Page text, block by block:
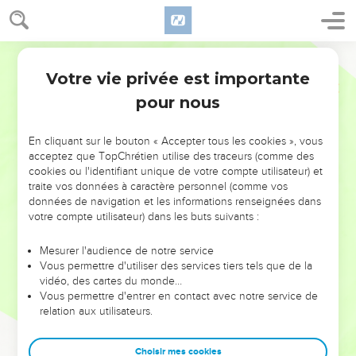
NE MANQUEZ PAS L’ÉVÉNEMENT
DE L’ANNÉE !
ET SI LEURS ERREURS POUVAIENT VOUS ÉVITER LES
VOTRES ?
leur foi ou leur vision. Mais on voit moins les doutes, les erreurs
et les saisons difficiles qu'ils ont traversés, alors même que ce
sont elles qui les ont façonnés.
Dans cette conférence, leaders, entrepreneurs, et responsables
clés pour avancer avec plus de sagesse afin que leurs erreurs
Votre vie privée est importante
pour nous
En cliquant sur le bouton « Accepter tous les cookies », vous
acceptez que TopChrétien utilise des traceurs (comme des
cookies ou l'identifiant unique de votre compte utilisateur) et
traite vos données à caractère personnel (comme vos
données de navigation et les informations renseignées dans
votre compte utilisateur) dans les buts suivants :
Mesurer l'audience de notre service
Vous permettre d'utiliser des services tiers tels que de la
vidéo, des cartes du monde…
Vous permettre d'entrer en contact avec notre service de
relation aux utilisateurs.
Choisir mes cookies